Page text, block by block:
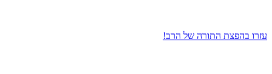
עזרו בהפצת התורה של הרב!